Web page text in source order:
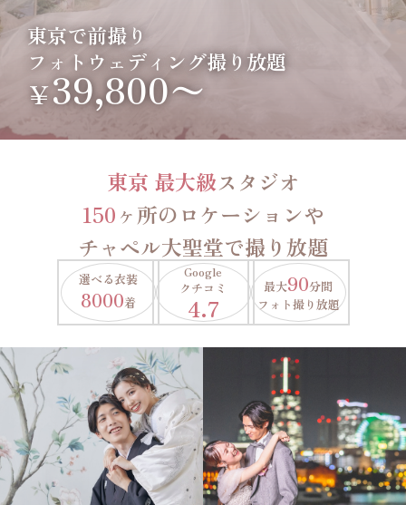
東京で前撮り
フォトウェディング撮り放題
￥39,800〜
東京 最大級スタジオ
150ヶ所のロケーションや
チャペル大聖堂で撮り放題
選べる衣装
8000着
Google
クチコミ
4.7
最大90分間
フォト撮り放題